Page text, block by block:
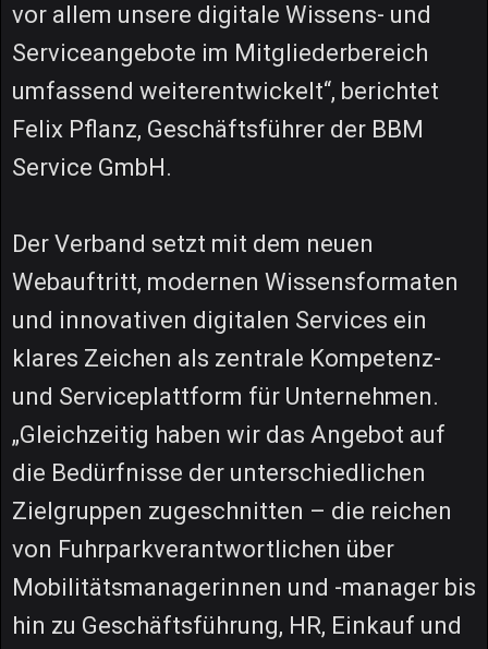
vor allem unsere digitale Wissens- und
Serviceangebote im Mitgliederbereich
umfassend weiterentwickelt“, berichtet
Felix Pflanz, Geschäftsführer der BBM
Service GmbH.
Der Verband setzt mit dem neuen
Webauftritt, modernen Wissensformaten
und innovativen digitalen Services ein
klares Zeichen als zentrale Kompetenz-
und Serviceplattform für Unternehmen.
„Gleichzeitig haben wir das Angebot auf
die Bedürfnisse der unterschiedlichen
Zielgruppen zugeschnitten – die reichen
von Fuhrparkverantwortlichen über
Mobilitätsmanagerinnen und -manager bis
hin zu Geschäftsführung, HR, Einkauf und